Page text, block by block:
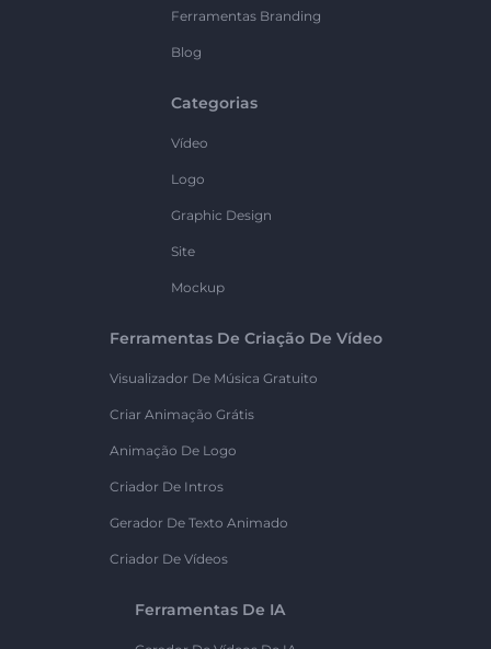
Ferramentas Branding
Blog
Categorias
Vídeo
Logo
Graphic Design
Site
Mockup
Ferramentas De Criação De Vídeo
Visualizador De Música Gratuito
Criar Animação Grátis
Animação De Logo
Criador De Intros
Gerador De Texto Animado
Criador De Vídeos
Ferramentas De IA